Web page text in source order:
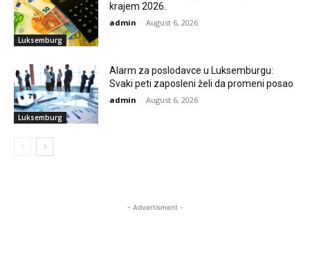
Luksemburg
krajem 2026.
admin - August 6, 2026
Luksemburg
Alarm za poslodavce u Luksemburgu:
Svaki peti zaposleni želi da promeni posao
admin - August 6, 2026
- Advertisment -